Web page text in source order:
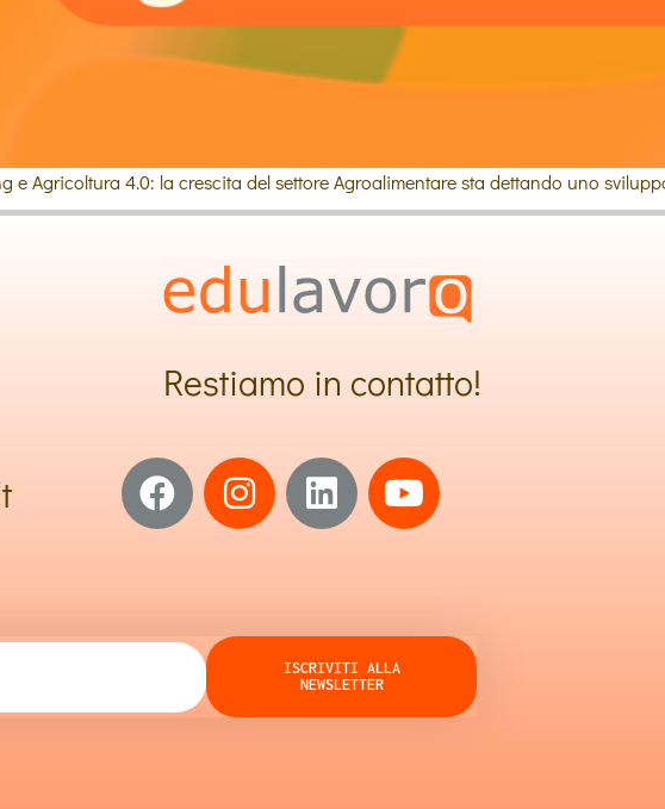
e Agricoltura 4.0: la crescita del settore Agroalimentare sta dettando uno
Restiamo in contatto!
ISCRIVITI ALLA
NEWSLETTER